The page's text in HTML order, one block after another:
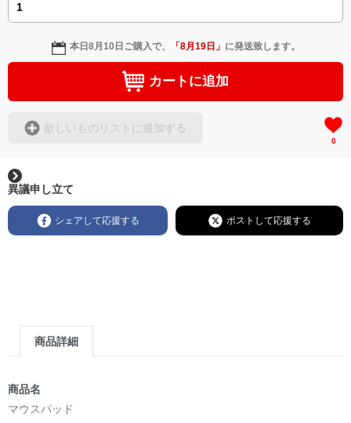
本日8月10日 ご購入で、 「8月19日 」 に発送致します。
カートに追加
欲しいものリストに追加する
0
異議申し立て
シェアして応援する ポストして応援する
商品詳細
商品名
マウスパッド